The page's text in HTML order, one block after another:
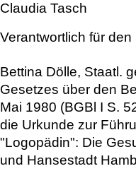
Claudia Tasch
Verantwortlich für
Bettina Dölle, Staatl.
Gesetzes über den
Mai 1980 (BGBl I S.
die Urkunde zur
"Logopädin": Die
und Hansestadt